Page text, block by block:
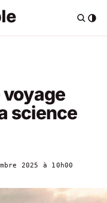
science
2025 à 10h00